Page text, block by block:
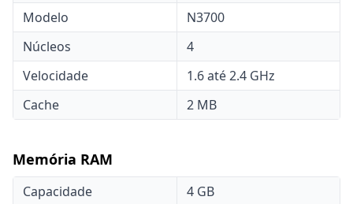
Modelo
N3700
Núcleos
4
Velocidade
1.6 até 2.4 GHz
Cache
2 MB
Memória RAM
Capacidade
4 GB